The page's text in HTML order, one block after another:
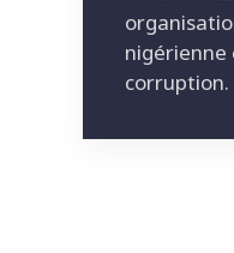
corruption.